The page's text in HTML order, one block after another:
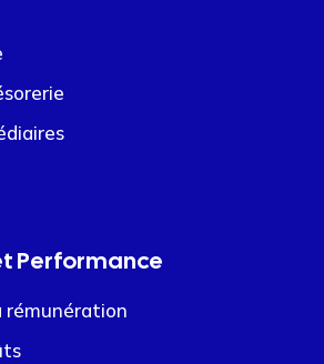
Performance
rémunération